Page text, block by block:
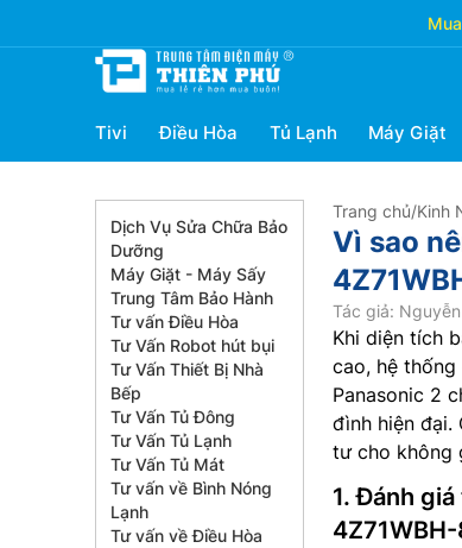
Tivi Điều Hòa Tủ Lạnh Máy Giặt
Dịch Vụ Sửa Chữa Bảo
Dưỡng
Máy Giặt - Máy Sấy
Trung Tâm Bảo Hành
Tư vấn Điều Hòa
Tư Vấn Robot hút bụi
Tư Vấn Thiết Bị Nhà
Bếp
Tư Vấn Tủ Đông
Tư Vấn Tủ Lạnh
Tư Vấn Tủ Mát
Tư vấn về Bình Nóng
Lạnh
Tư vấn về Điều Hòa
Trang chủ/Kinh
Vì sao
Tác giả:
Khi diện tích
cao, hệ
Panasonic 2
đình hiện đại.
tư cho không
1. Đánh